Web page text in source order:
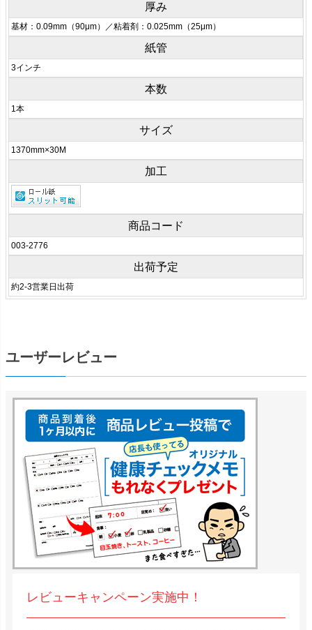
厚み
基材：0.09mm（90μm）／粘着剤：0.025mm（25μm）
紙管
3インチ
本数
1本
サイズ
1370mm×30M
加工
商品コード
003-2776
出荷予定
約2-3営業日出荷
ユーザーレビュー
レビューキャンペーン実施中！